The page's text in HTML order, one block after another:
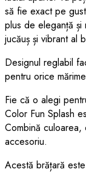
să fie exact pe
plus de eleganță
jucăuș și vibrant al
Designul reglabil
pentru orice
Fie că o alegi
Color Fun Splash
Combină culoarea,
accesoriu.
Acestă brățară